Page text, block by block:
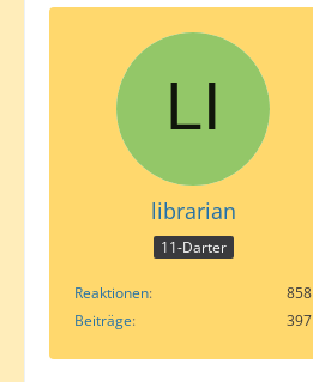
librarian
11-Darter
Reaktionen
858
Beiträge
397